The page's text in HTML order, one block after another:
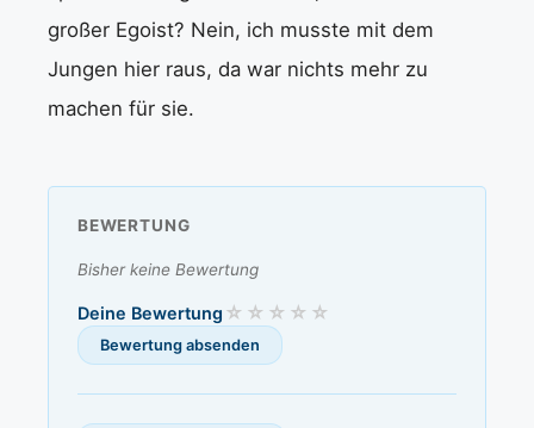
großer Egoist? Nein, ich musste mit dem
Jungen hier raus, da war nichts mehr zu
machen für sie.
BEWERTUNG
Bisher keine Bewertung
Deine Bewertung